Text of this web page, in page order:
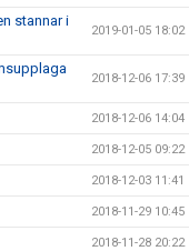
stannar i
2019-01-05 18:02
2018-12-06 17:39
2018-12-06 14:04
2018-12-05 09:22
2018-12-03 11:41
2018-11-29 10:45
2018-11-28 20:22